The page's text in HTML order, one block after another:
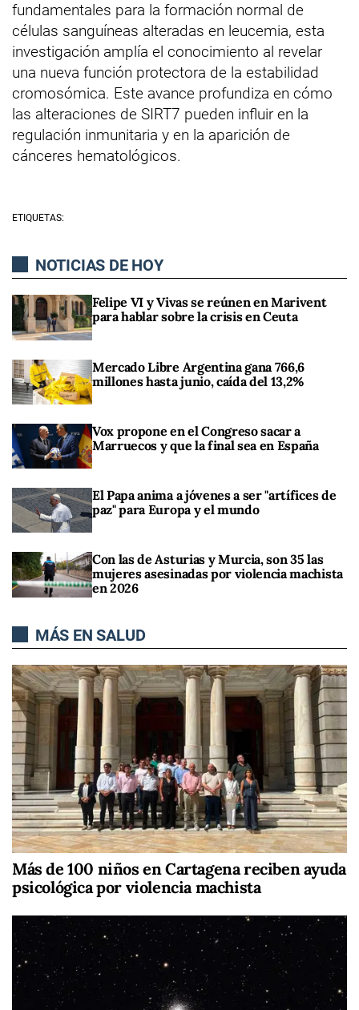
fundamentales para la formación normal de
células sanguíneas alteradas en leucemia, esta
investigación amplía el conocimiento al revelar
una nueva función protectora de la estabilidad
cromosómica. Este avance profundiza en cómo
las alteraciones de SIRT7 pueden influir en la
regulación inmunitaria y en la aparición de
cánceres hematológicos.
ETIQUETAS:
NOTICIAS DE HOY
Felipe VI y Vivas se reúnen en Marivent
para hablar sobre la crisis en Ceuta
Mercado Libre Argentina gana 766,6
millones hasta junio, caída del 13,2%
Vox propone en el Congreso sacar a
Marruecos y que la final sea en España
El Papa anima a jóvenes a ser "artífices de
paz" para Europa y el mundo
Con las de Asturias y Murcia, son 35 las
mujeres asesinadas por violencia machista
en 2026
MÁS EN SALUD
Más de 100 niños en Cartagena reciben ayuda
psicológica por violencia machista